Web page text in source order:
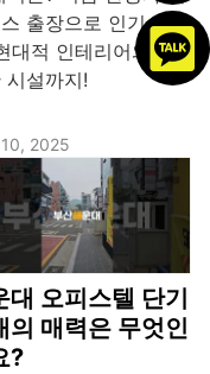
출장으로 인기 상
대적 인테리어와 편
시설까지!
10, 2025
대 오피스텔 단기
의 매력은 무엇인
?